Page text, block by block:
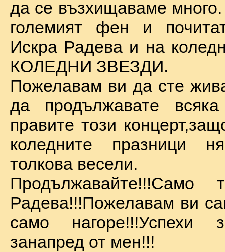
да се възхищаваме
големият фен и
Искра Радева и на
КОЛЕДНИ ЗВЕЗДИ.
Пожелавам ви да сте
да продължавате
правите този
коледните празници
толкова весели.
Продължавайте!!!Само
Радева!!!Пожелавам ви
само
занапред от мен!!!